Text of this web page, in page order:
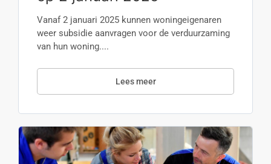
Vanaf 2 januari 2025 kunnen woningeigenaren
weer subsidie aanvragen voor de verduurzaming
van hun woning....
Lees meer